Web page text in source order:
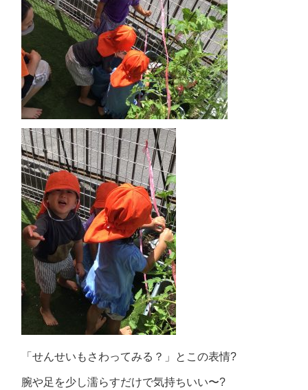
「せんせいもさわってみる？」とこの表情?
腕や足を少し濡らすだけで気持ちいい〜?